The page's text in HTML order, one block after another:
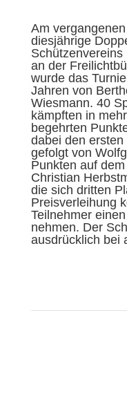
Am
diesjährige
an der
wurde das
Jahren von
Wiesmann. 40
kämpften in
begehrten
dabei den
gefolgt von
Punkten auf
Christian
die sich dritten
Preisverleihung
Teilnehmer
nehmen. Der
ausdrücklich bei